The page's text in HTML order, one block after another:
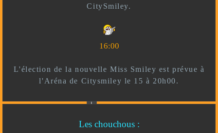
CitySmiley.
16:00
L'élection de la nouvelle Miss Smiley est prévue à
l'Aréna de Citysmiley le 15 à 20h00.
Les chouchous :